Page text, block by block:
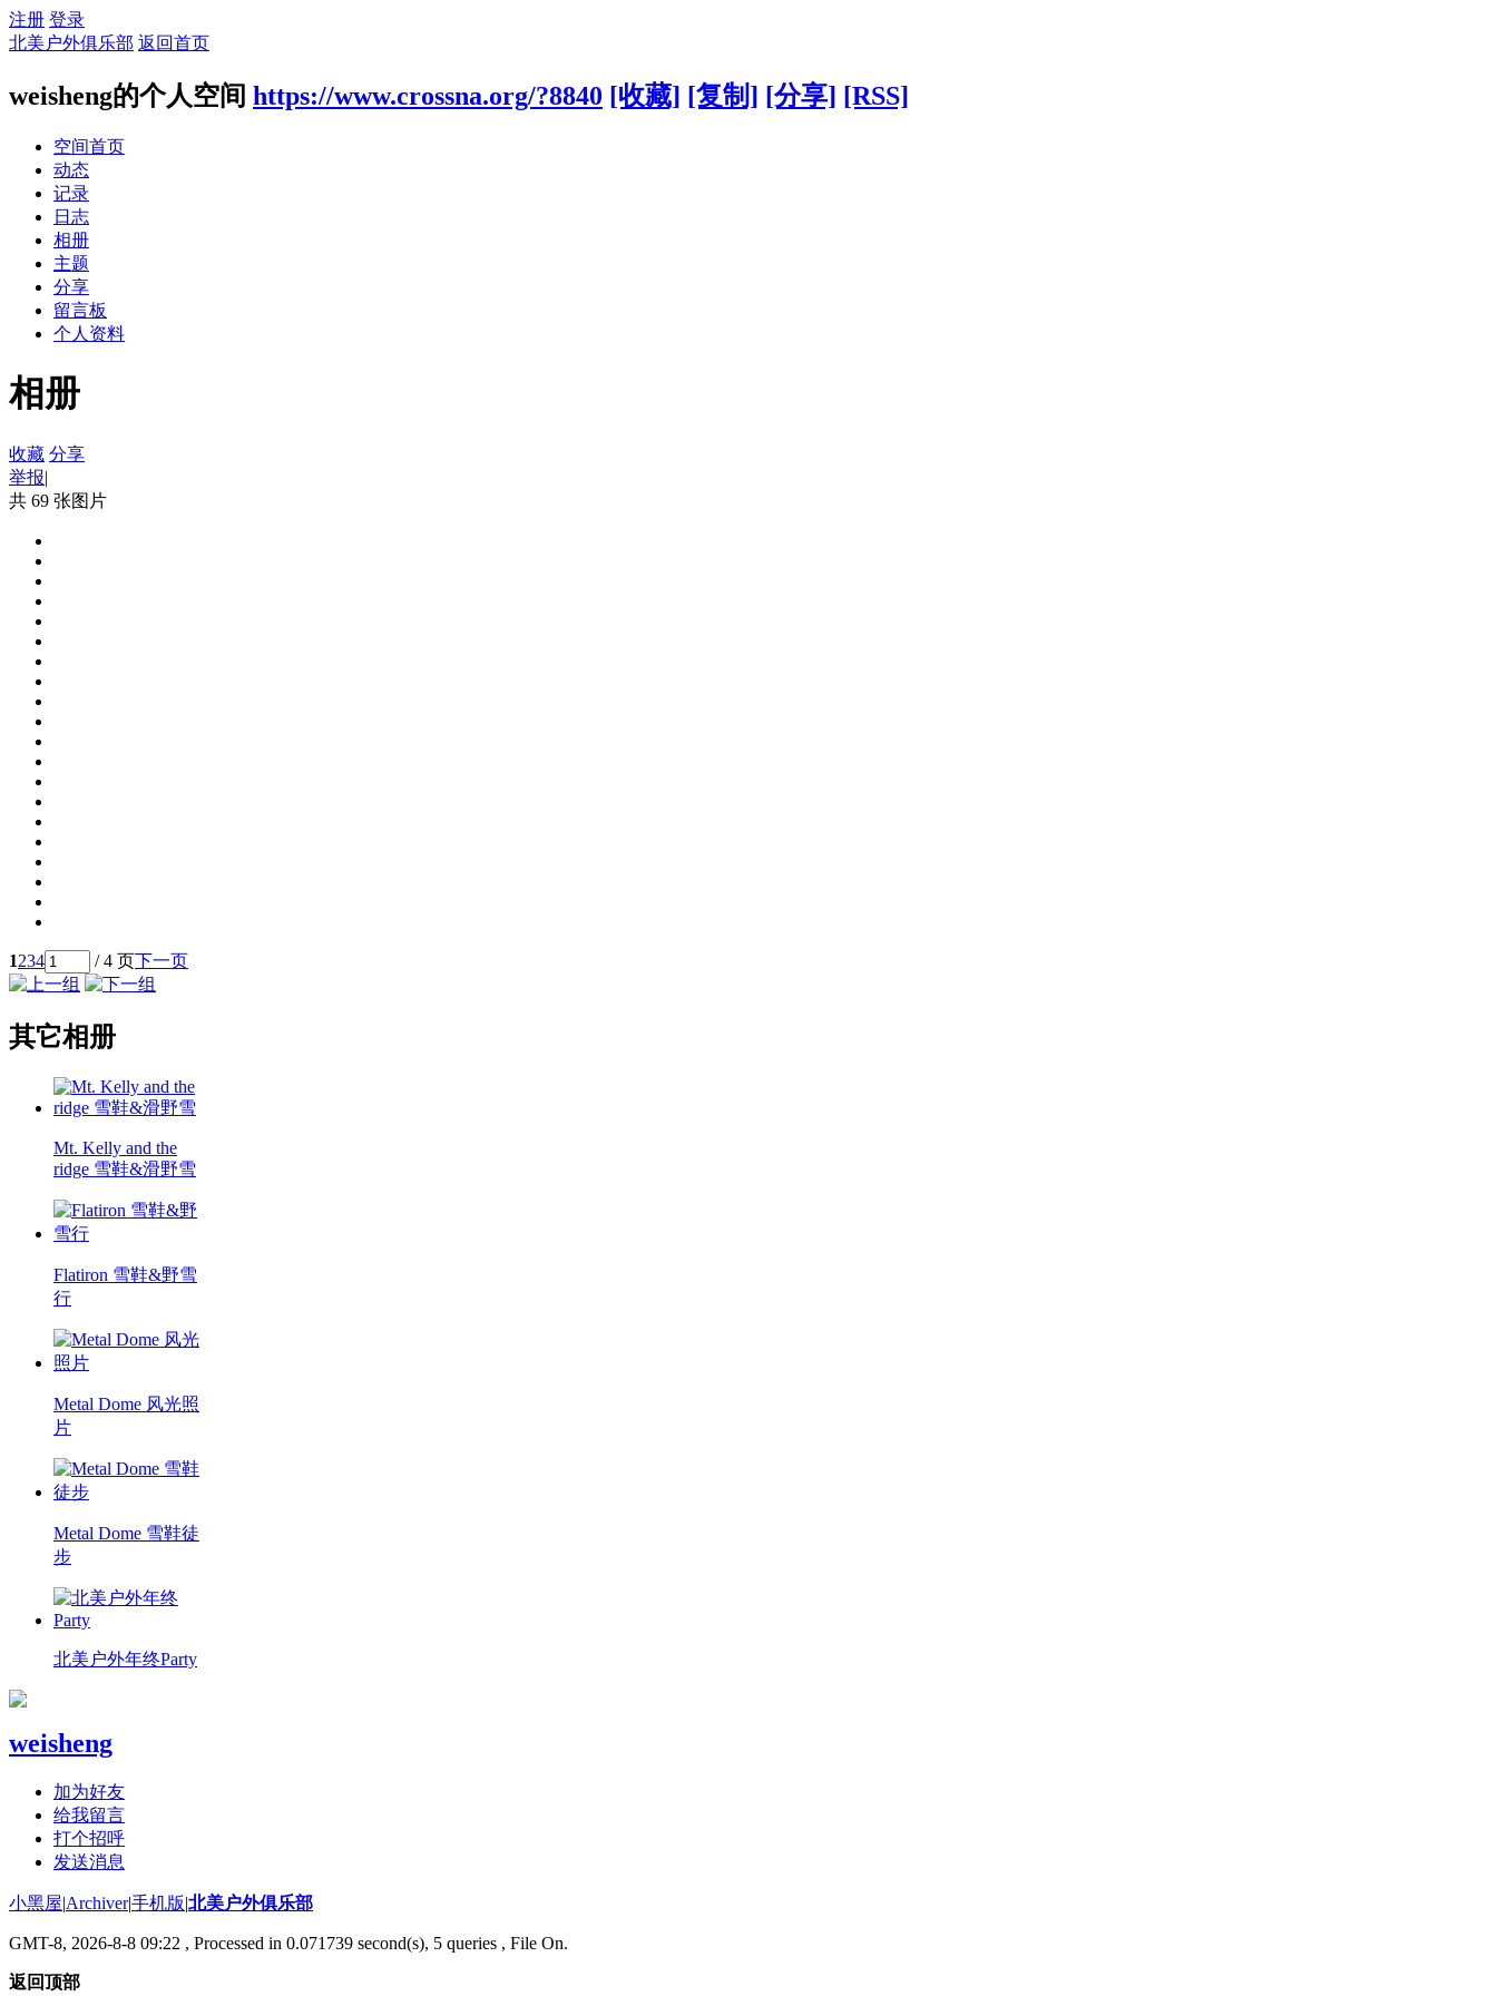
注册 登录
北美户外俱乐部 返回首页
weisheng的个人空间 https://www.crossna.org/?8840 [收藏] [复制] [分享] [RSS]
空间首页
动态
记录
日志
相册
主题
分享
留言板
个人资料
相册
收藏 分享
举报|
共 69 张图片
1234 / 4 页下一页
其它相册
Mt. Kelly and the
ridge 雪鞋&滑野雪
Flatiron 雪鞋&野雪
行
Metal Dome 风光照
片
Metal Dome 雪鞋徒
步
北美户外年终Party
weisheng
加为好友
给我留言
打个招呼
发送消息
小黑屋|Archiver|手机版|北美户外俱乐部
GMT-8, 2026-8-8 09:22 , Processed in 0.071739 second(s), 5 queries , File On.
返回顶部